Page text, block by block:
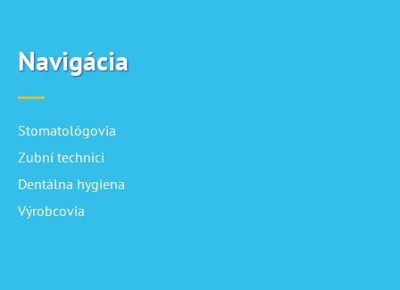
Navigácia
Stomatológovia
Zubní technici
Dentálna hygiena
Výrobcovia